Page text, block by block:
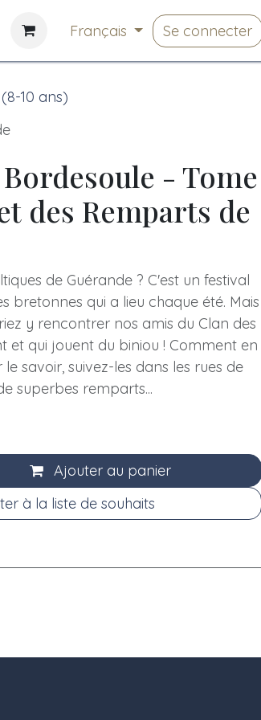
Français Se connecter
10 ans)
- Tome
des Remparts de
de Guérande ? C'est un festival
bretonnes qui a lieu chaque été. Mais
y rencontrer nos amis du Clan des
et qui jouent du biniou ! Comment en
savoir, suivez-les dans les rues de
superbes remparts...
Ajouter au panier
à la liste de souhaits